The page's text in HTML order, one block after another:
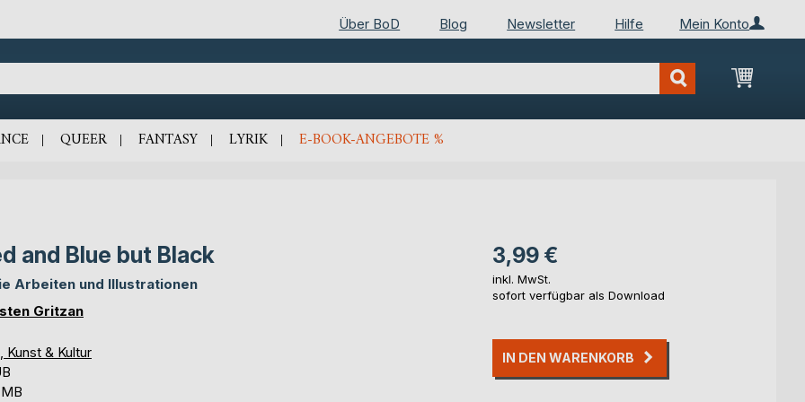
Mein Konto
Über BoD Blog Newsletter Hilfe
Mein
QUEER FANTASY LYRIK E-BOOK-ANGEBOTE %
and Blue but Black
Arbeiten und Illustrationen
Gritzan
Kunst & Kultur
3,99 €
inkl. MwSt.
sofort verfügbar als Download
IN DEN WARENKORB